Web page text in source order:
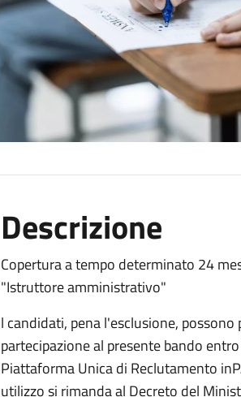
Descrizione
Copertura a tempo determinato 24
"Istruttore amministrativo"
l candidati, pena l'esclusione,
partecipazione al presente bando
Piattaforma Unica di Reclutamento
utilizzo si rimanda al Decreto del